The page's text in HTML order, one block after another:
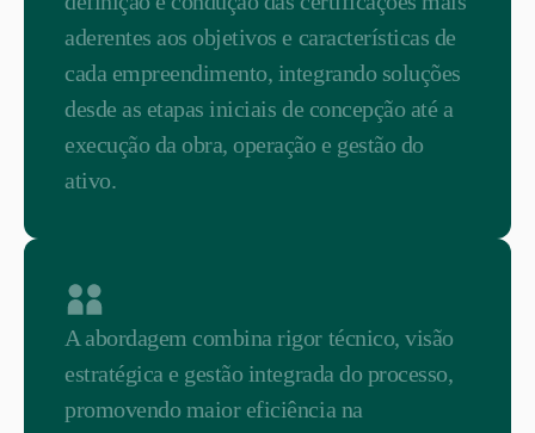
aderentes aos objetivos e características de
cada empreendimento, integrando soluções
desde as etapas iniciais de concepção até a
execução da obra, operação e gestão do
ativo.
A abordagem combina rigor técnico, visão
estratégica e gestão integrada do processo,
promovendo maior eficiência na